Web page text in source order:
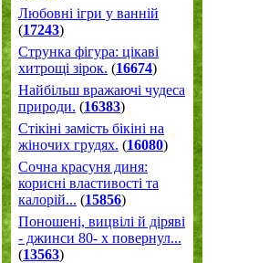
Любовні ігри у ванній
(17243)
Струнка фігура: цікаві
хитрощі зірок. (16674)
Найбільш вражаючі чудеса
природи. (16383)
Стікіні замість бікіні на
жіночих грудях. (16080)
Сочна красуня диня:
корисні властивості та
калорій... (15856)
Поношені, вицвілі й діряві
- джинси 80- х повернул...
(13563)